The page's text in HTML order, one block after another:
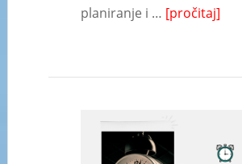
planiranje i … [pročitaj]